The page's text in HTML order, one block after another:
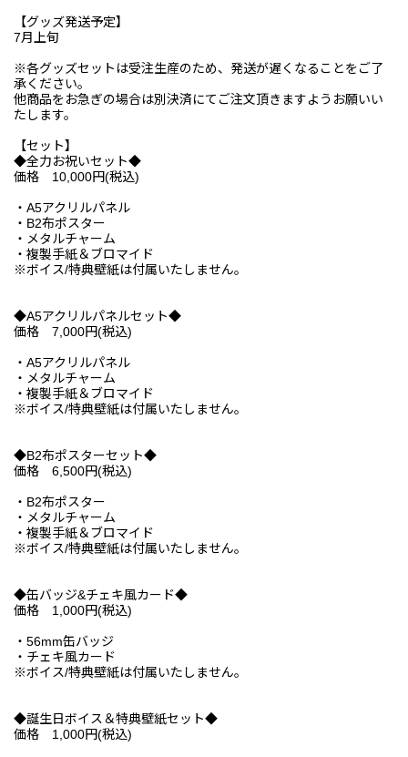
【グッズ発送予定】
7月上旬
※各グッズセットは受注生産のため、発送が遅くなることをご了
承ください。
他商品をお急ぎの場合は別決済にてご注文頂きますようお願いい
たします。
【セット】
◆全力お祝いセット◆
価格 10,000円(税込)
・A5アクリルパネル
・B2布ポスター
・メタルチャーム
・複製手紙＆ブロマイド
※ボイス/特典壁紙は付属いたしません。
◆A5アクリルパネルセット◆
価格 7,000円(税込)
・A5アクリルパネル
・メタルチャーム
・複製手紙＆ブロマイド
※ボイス/特典壁紙は付属いたしません。
◆B2布ポスターセット◆
価格 6,500円(税込)
・B2布ポスター
・メタルチャーム
・複製手紙＆ブロマイド
※ボイス/特典壁紙は付属いたしません。
◆缶バッジ&チェキ風カード◆
価格 1,000円(税込)
・56mm缶バッジ
・チェキ風カード
※ボイス/特典壁紙は付属いたしません。
◆誕生日ボイス＆特典壁紙セット◆
価格 1,000円(税込)